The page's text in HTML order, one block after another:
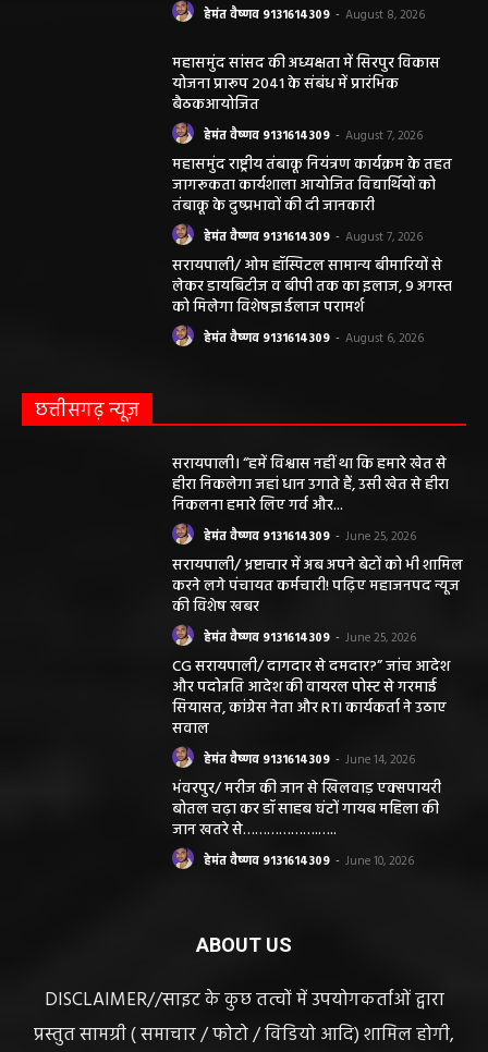
हेमंत वैष्णव 9131614309 - August 8, 2026
महासमुंद सांसद की अध्यक्षता में सिरपुर विकास
योजना प्रारूप 2041 के संबंध में प्रारंभिक
बैठकआयोजित
हेमंत वैष्णव 9131614309 - August 7, 2026
महासमुंद राष्ट्रीय तंबाकू नियंत्रण कार्यक्रम के तहत
जागरूकता कार्यशाला आयोजित विद्यार्थियों को
तंबाकू के दुष्प्रभावों की दी जानकारी
हेमंत वैष्णव 9131614309 - August 7, 2026
सरायपाली/ ओम हॉस्पिटल सामान्य बीमारियों से
लेकर डायबिटीज व बीपी तक का इलाज, 9 अगस्त
को मिलेगा विशेषज्ञ ईलाज परामर्श
हेमंत वैष्णव 9131614309 - August 6, 2026
छत्तीसगढ़ न्यूज़
सरायपाली। “हमें विश्वास नहीं था कि हमारे खेत से
हीरा निकलेगा जहां धान उगाते हैं, उसी खेत से हीरा
निकलना हमारे लिए गर्व और...
हेमंत वैष्णव 9131614309 - June 25, 2026
सरायपाली/ भ्रष्टाचार में अब अपने बेटों को भी शामिल
करने लगे पंचायत कर्मचारी! पढ़िए महाजनपद न्यूज
की विशेष खबर
हेमंत वैष्णव 9131614309 - June 25, 2026
CG सरायपाली/ दागदार से दमदार?” जांच आदेश
और पदोन्नति आदेश की वायरल पोस्ट से गरमाई
सियासत, कांग्रेस नेता और RTI कार्यकर्ता ने उठाए
सवाल
हेमंत वैष्णव 9131614309 - June 14, 2026
भंवरपुर/ मरीज की जान से खिलवाड़ एक्सपायरी
बोतल चढ़ा कर डॉ साहब घंटों गायब महिला की
जान खतरे से……………….…..
हेमंत वैष्णव 9131614309 - June 10, 2026
ABOUT US
DISCLAIMER//साइट के कुछ तत्वों में उपयोगकर्ताओं द्वारा
प्रस्तुत सामग्री ( समाचार / फोटो / विडियो आदि) शामिल होगी,